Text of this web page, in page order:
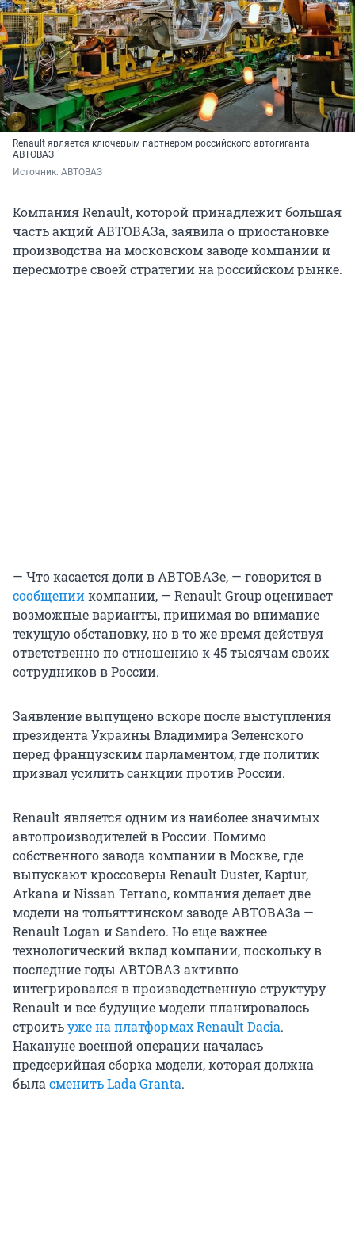
Renault является ключевым партнером российского автогиганта
АВТОВАЗ
Источник: АВТОВАЗ
Компания Renault, которой принадлежит большая
часть акций АВТОВАЗа, заявила о приостановке
производства на московском заводе компании и
пересмотре своей стратегии на российском рынке.
— Что касается доли в АВТОВАЗе, — говорится в
сообщениикомпании, — Renault Group оценивает
возможные варианты, принимая во внимание
текущую обстановку, но в то же время действуя
ответственно по отношению к 45 тысячам своих
сотрудников в России.
Заявление выпущено вскоре после выступления
президента Украины Владимира Зеленского
перед французским парламентом, где политик
призвал усилить санкции против России.
Renault является одним из наиболее значимых
автопроизводителей в России. Помимо
собственного завода компании в Москве, где
выпускают кроссоверы Renault Duster, Kaptur,
Arkana и Nissan Terrano, компания делает две
модели на тольяттинском заводе АВТОВАЗа —
Renault Logan и Sandero. Но еще важнее
технологический вклад компании, поскольку в
последние годы АВТОВАЗ активно
интегрировался в производственную структуру
Renault и все будущие модели планировалось
строитьуже на платформах Renault Dacia.
Накануне военной операции началась
предсерийная сборка модели, которая должна
была сменить Lada Granta.